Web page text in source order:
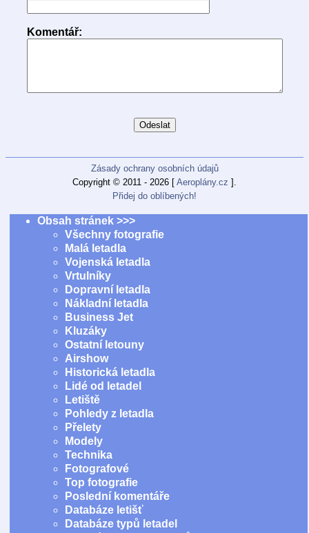
Komentář:
Zásady ochrany osobních údajů
Copyright © 2011 - 2026 [ Aeroplány.cz ].
Přidej do oblíbených!
Obsah stránek >>>
Všechny fotografie
Malá letadla
Vojenská letadla
Vrtulníky
Dopravní letadla
Nákladní letadla
Business Jet
Kluzáky
Ostatní letouny
Airshow
Historická letadla
Lidé od letadel
Letiště
Pohledy z letadla
Přelety
Modely
Technika
Fotografové
Top fotografie
Poslední komentáře
Databáze letišť
Databáze typů letadel